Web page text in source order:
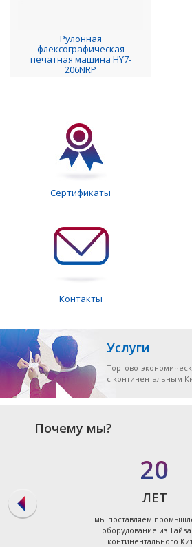
Рулонная
флексографическая
печатная машина HY7-
206NRP
Сертификаты
Контакты
Услуги
Торгово-
с континентальным
Почему мы?
20
ЛЕТ
мы поставляем
оборудование из
континентального